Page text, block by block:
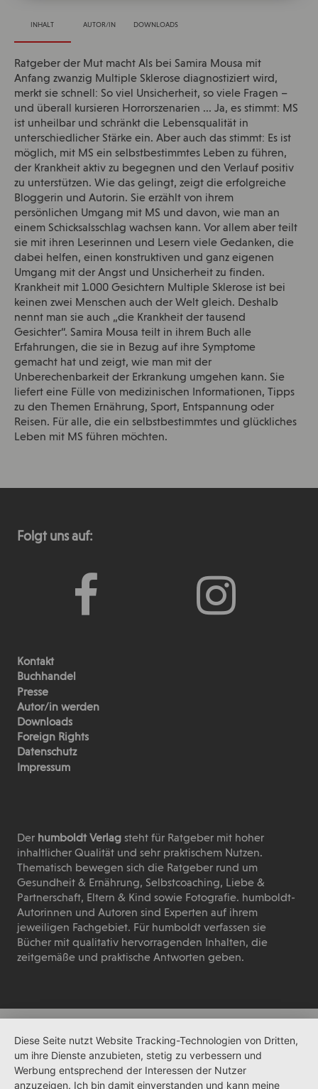
INHALT AUTOR/IN DOWNLOADS
Ratgeber der Mut macht Als bei Samira Mousa mit
Anfang zwanzig Multiple Sklerose diagnostiziert wird,
merkt sie schnell: So viel Unsicherheit, so viele Fragen –
und überall kursieren Horrorszenarien ... Ja, es stimmt: MS
ist unheilbar und schränkt die Lebensqualität in
unterschiedlicher Stärke ein. Aber auch das stimmt: Es ist
möglich, mit MS ein selbstbestimmtes Leben zu führen,
der Krankheit aktiv zu begegnen und den Verlauf positiv
zu unterstützen. Wie das gelingt, zeigt die erfolgreiche
Bloggerin und Autorin. Sie erzählt von ihrem
persönlichen Umgang mit MS und davon, wie man an
einem Schicksalsschlag wachsen kann. Vor allem aber teilt
sie mit ihren Leserinnen und Lesern viele Gedanken, die
dabei helfen, einen konstruktiven und ganz eigenen
Umgang mit der Angst und Unsicherheit zu finden.
Krankheit mit 1.000 Gesichtern Multiple Sklerose ist bei
keinen zwei Menschen auch der Welt gleich. Deshalb
nennt man sie auch „die Krankheit der tausend
Gesichter“. Samira Mousa teilt in ihrem Buch alle
Erfahrungen, die sie in Bezug auf ihre Symptome
gemacht hat und zeigt, wie man mit der
Unberechenbarkeit der Erkrankung umgehen kann. Sie
liefert eine Fülle von medizinischen Informationen, Tipps
zu den Themen Ernährung, Sport, Entspannung oder
Reisen. Für alle, die ein selbstbestimmtes und glückliches
Leben mit MS führen möchten.
Folgt uns auf:
Kontakt
Buchhandel
Presse
Autor/in werden
Downloads
Foreign Rights
Datenschutz
Impressum
Derhumboldt Verlag steht für Ratgeber mit hoher
inhaltlicher Qualität und sehr praktischem Nutzen.
Thematisch bewegen sich die Ratgeber rund um
Gesundheit & Ernährung, Selbstcoaching, Liebe &
Partnerschaft, Eltern & Kind sowie Fotografie. humboldt-
Autorinnen und Autoren sind Experten auf ihrem
jeweiligen Fachgebiet. Für humboldt verfassen sie
Bücher mit qualitativ hervorragenden Inhalten, die
zeitgemäße und praktische Antworten geben.
Diese Seite nutzt Website Tracking-Technologien von Dritten,
um ihre Dienste anzubieten, stetig zu verbessern und
Werbung entsprechend der Interessen der Nutzer
anzuzeigen. Ich bin damit einverstanden und kann meine